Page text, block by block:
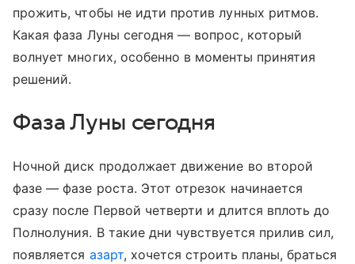
прожить, чтобы не идти против лунных ритмов.
Какая фаза Луны сегодня — вопрос, который
волнует многих, особенно в моменты принятия
решений.
Фаза Луны сегодня
Ночной диск продолжает движение во второй
фазе — фазе роста. Этот отрезок начинается
сразу после Первой четверти и длится вплоть до
Полнолуния. В такие дни чувствуется прилив сил,
появляется азарт, хочется строить планы, браться